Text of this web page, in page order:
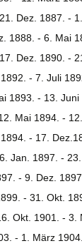
Dez. 1887. -
1888. - 6. Mai
Dez. 1890. -
- 7. Juli
1893. - 13.
Mai 1894. -
- 17.
Jan. 1897. -
- 9. Dez.
- 31. Okt.
Okt. 1901. - 3.
- 1. März